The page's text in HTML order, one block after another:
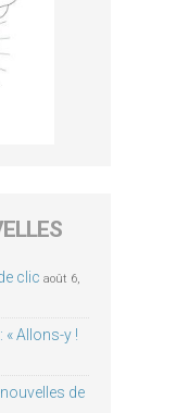
clic août 6,
« Allons-y !
de